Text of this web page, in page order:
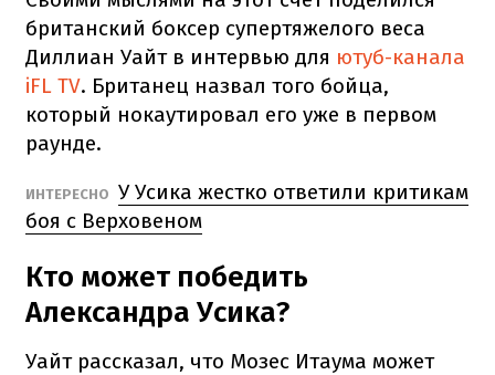
британский боксер супертяжелого веса
Диллиан Уайт в интервью для ютуб-канала
iFL TV. Британец назвал того бойца,
который нокаутировал его уже в первом
раунде.
ИНТЕРЕСНО У Усика жестко ответили критикам
боя с Верховеном
Кто может победить
Александра Усика?
Уайт рассказал, что Мозес Итаума может